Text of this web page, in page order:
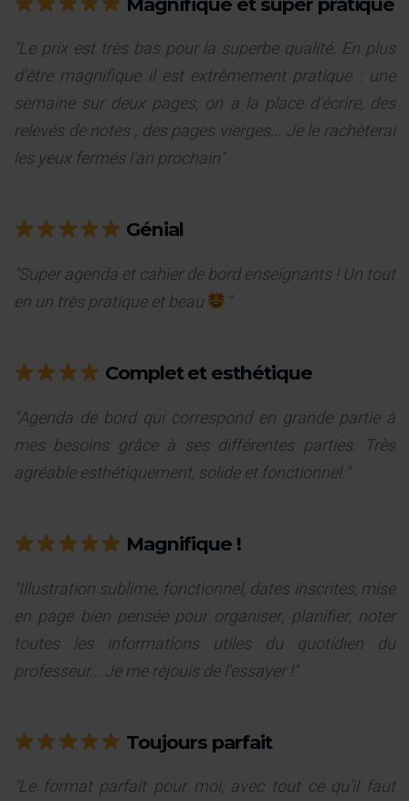
"Le prix est très bas pour la superbe qualité. En plus
d'être magnifique il est extrêmement pratique : une
semaine sur deux pages, on a la place d'écrire, des
relevés de notes , des pages vierges... Je le rachèterai
les yeux fermés l'an prochain"
Génial
"Super agenda et cahier de bord enseignants ! Un tout
en un très pratique et beau
"
Complet et esthétique
"Agenda de bord qui correspond en grande partie à
mes besoins grâce à ses différentes parties. Très
agréable esthétiquement, solide et fonctionnel."
Magnifique !
"Illustration sublime, fonctionnel, dates inscrites, mise
en page bien pensée pour organiser, planifier, noter
toutes les informations utiles du quotidien du
professeur... Je me réjouis de l'essayer !"
Toujours parfait
"Le format parfait pour moi, avec tout ce qu’il faut